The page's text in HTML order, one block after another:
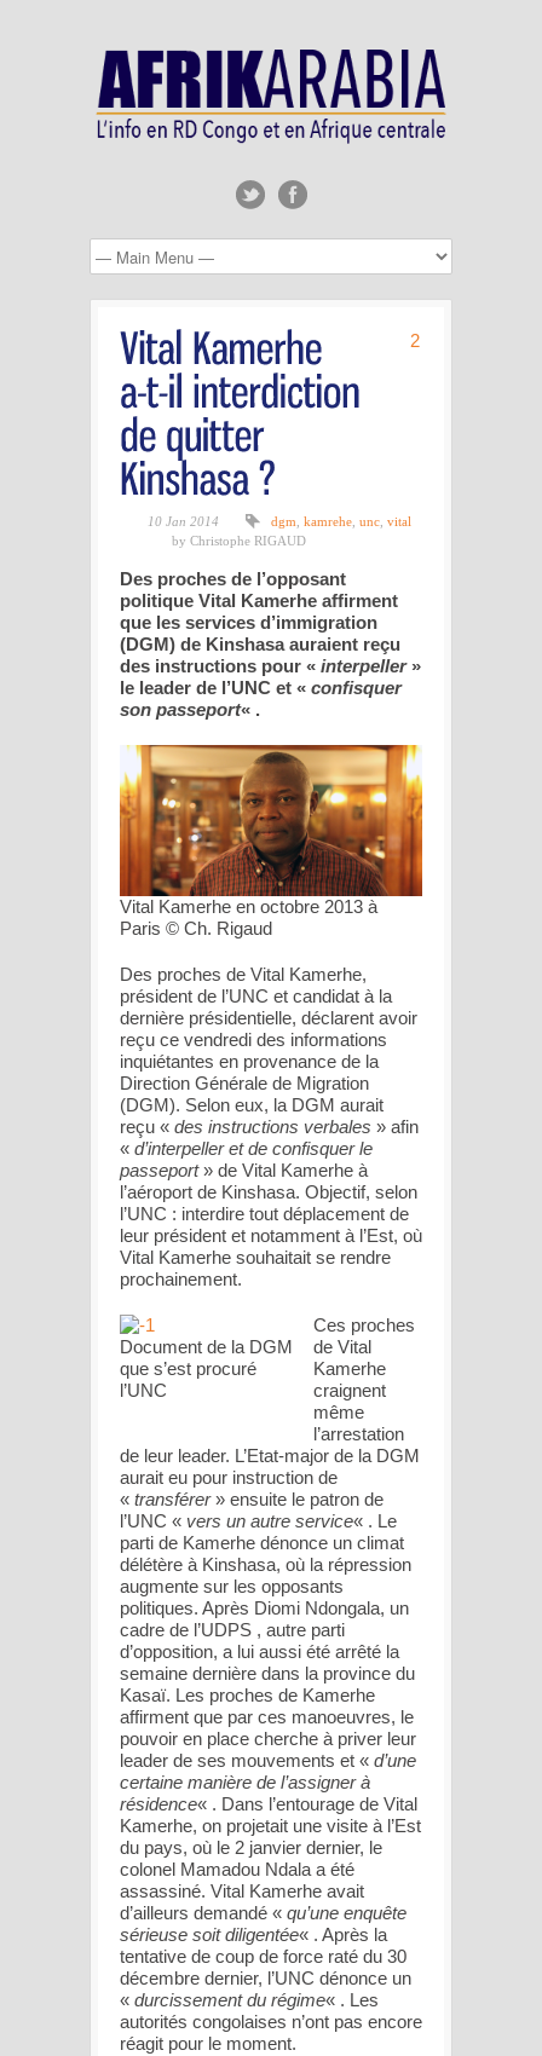
2
10 Jan 2014 dgm kamrehe unc vital
by Christophe RIGAUD
Des proches de l’opposant
politique Vital Kamerhe affirment
que les services d’immigration
(DGM) de Kinshasa auraient reçu
des instructions pour « interpeller»
le leader de l’UNC et « confisquer
son passeport« .
Vital Kamerhe en octobre 2013 à
Paris © Ch. Rigaud
Des proches de Vital Kamerhe,
président de l’UNC et candidat à la
dernière présidentielle, déclarent avoir
reçu ce vendredi des informations
inquiétantes en provenance de la
Direction Générale de Migration
(DGM). Selon eux, la DGM aurait
reçu « des instructions verbales » afin
« d’interpeller et de confisquer le
passeport» de Vital Kamerhe à
l’aéroport de Kinshasa. Objectif, selon
l’UNC : interdire tout déplacement de
leur président et notamment à l’Est, où
Vital Kamerhe souhaitait se rendre
prochainement.
Document de la DGM
que s’est procuré
l’UNC
Ces proches
de Vital
Kamerhe
craignent
même
l’arrestation
de leur leader. L’Etat-major de la DGM
aurait eu pour instruction de
« transférer» ensuite le patron de
l’UNC « vers un autre service« . Le
parti de Kamerhe dénonce un climat
délétère à Kinshasa, où la répression
augmente sur les opposants
politiques. Après Diomi Ndongala, un
cadre de l’UDPS , autre parti
d’opposition, a lui aussi été arrêté la
semaine dernière dans la province du
Kasaï. Les proches de Kamerhe
affirment que par ces manoeuvres, le
pouvoir en place cherche à priver leur
leader de ses mouvements et « d’une
certaine manière de l’assigner à
résidence« . Dans l’entourage de Vital
Kamerhe, on projetait une visite à l’Est
du pays, où le 2 janvier dernier, le
colonel Mamadou Ndala a été
assassiné. Vital Kamerhe avait
d’ailleurs demandé « qu’une enquête
sérieuse soit diligentée« . Après la
tentative de coup de force raté du 30
décembre dernier, l’UNC dénonce un
« durcissement du régime« . Les
autorités congolaises n’ont pas encore
réagit pour le moment.